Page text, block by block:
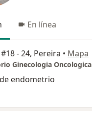
En línea
- 24, Pereira • Mapa
Ginecologia Oncologica
endometrio